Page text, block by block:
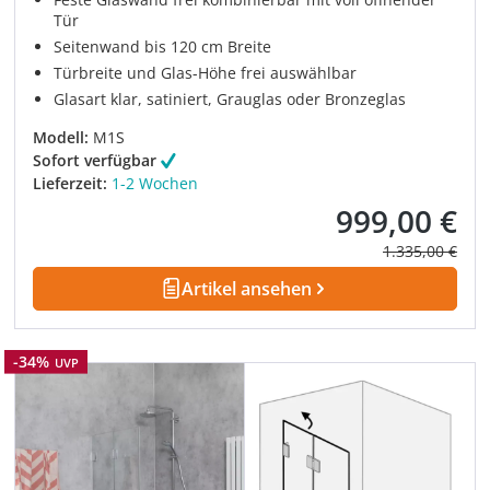
Tür
Seitenwand bis 120 cm Breite
Türbreite und Glas-Höhe frei auswählbar
Glasart klar, satiniert, Grauglas oder Bronzeglas
Modell: M1S
Sofort verfügbar
Lieferzeit: 1-2 Wochen
Verkaufspreis:
999,00 €
Regulärer
1.335,00 €
Artikel ansehen
Rabatt
-34% UVP